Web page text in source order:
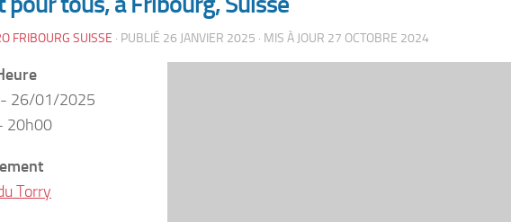
FRIBOURG SUISSE · PUBLIÉ 26 JANVIER 2025 · MIS À JOUR 27 OCTOBRE 2024
- 26/01/2025
20h00
Torry